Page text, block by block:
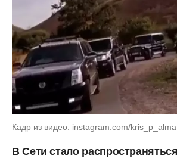
Кадр из видео: instagram.com/
В Сети стало